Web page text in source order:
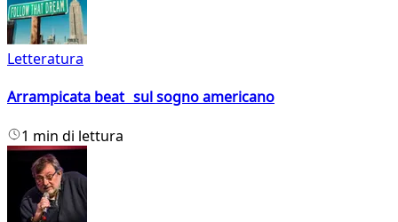
Letteratura
Arrampicata beat sul sogno americano
1 min di lettura